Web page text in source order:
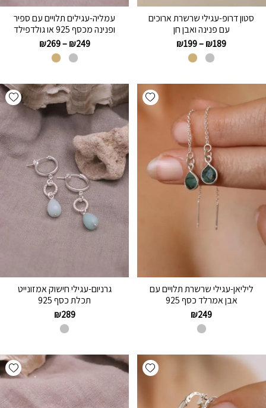
סטון דרופ-עגילי שרשרת ארוכים
עם פנינה ואבן חן
₪189
–
₪199
עמליה-עגילים תלויים עם ספיר
ופנינה מכסף 925 או גולדפילד
₪249
–
₪269
Add wishlist
ליליאן-עגילי שרשרת תלויים עם
אבן אמרלד כסף 925
₪249
גרניום-עגילי חישוק אמזונייט
תכלת כסף 925
₪289
Add wishlist